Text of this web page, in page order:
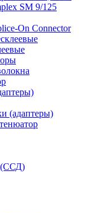
SM 9/125
On Connector
(адаптеры)
(ССД)